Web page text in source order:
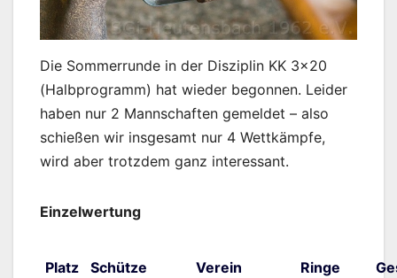
Die Sommerrunde in der Disziplin KK 3×20
(Halbprogramm) hat wieder begonnen. Leider
haben nur 2 Mannschaften gemeldet – also
schießen wir insgesamt nur 4 Wettkämpfe,
wird aber trotzdem ganz interessant.
Einzelwertung
Platz Schütze Verein Ringe